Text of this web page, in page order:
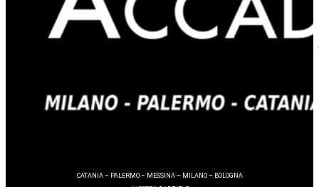
CATANIA – PALERMO – MESSINA – MILANO – BOLOGNA